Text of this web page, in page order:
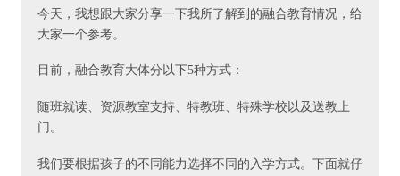
今天，我想跟大家分享一下我所了解到的融合教育情况，给
大家一个参考。
目前，融合教育大体分以下5种方式：
随班就读、资源教室支持、特教班、特殊学校以及送教上
门。
我们要根据孩子的不同能力选择不同的入学方式。下面就仔